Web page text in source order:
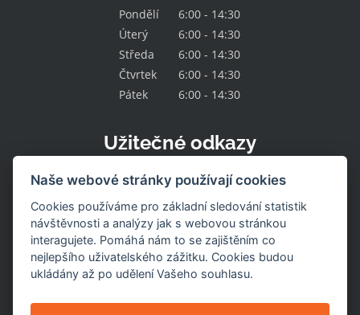
Pondělí
6:00 - 14:30
Úterý
6:00 - 14:30
Středa
6:00 - 14:30
Čtvrtek
6:00 - 14:30
Pátek
6:00 - 14:30
Užitečné odkazy
O družstvu
Naše prodejny
Pracovní místa
Aktuality
Uzavřené prodejny
Stažení výrobku
Dotace
Naše webové stránky používají cookies
Cookies používáme pro základní sledování statistik
návštěvnosti a analýzy jak s webovou stránkou
interagujete. Pomáhá nám to se zajištěním co
nejlepšího uživatelského zážitku. Cookies budou
ukládány až po udělení Vašeho souhlasu.